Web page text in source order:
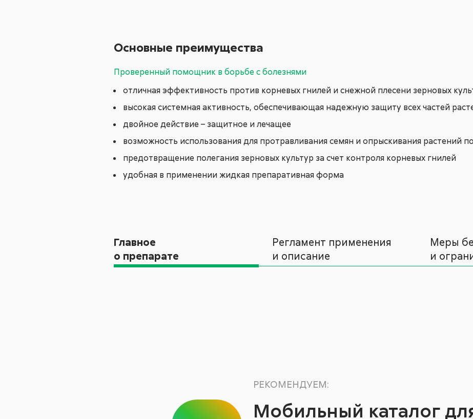
Основные преимущества
Проверенный помощник в борьбе с болезнями
отличная эффективность против корневых гнилей и снежной плесени зерновых
высокая системная активность, обеспечивающая надежную защиту всех частей
двойное действие – защитное и лечащее
возможность использования для протравливания семян и опрыскивания растений
предотвращение полегания зерновых культур за счет контроля корневых гнилей
удобная в применении жидкая препаративная форма
Главное
о препарате
Регламент применения
и описание
Меры
и
РЕКОМЕНДУЕМ:
Мобильный каталог